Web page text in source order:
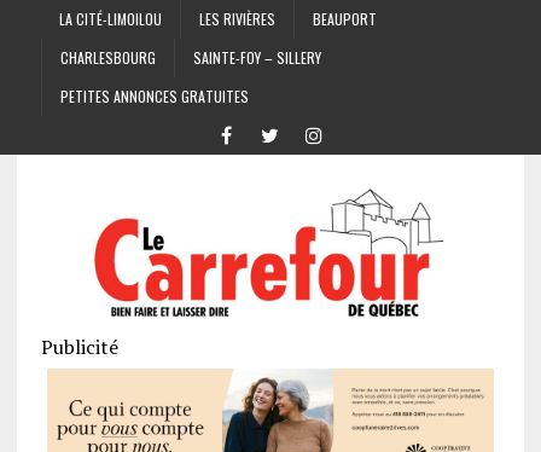
LA CITÉ-LIMOILOU LES RIVIÈRES
BEAUPORT
CHARLESBOURG
SAINTE-FOY – SILLERY
PETITES ANNONCES GRATUITES
Publicité